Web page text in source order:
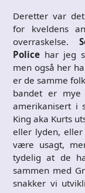
Deretter var
for kveldens
overraskelse.
Police har jeg
men også her
er de samme
bandet er
amerikanisert i
King aka Kurts
eller lyden, eller
være usagt,
tydelig at de
sammen med
snakker vi